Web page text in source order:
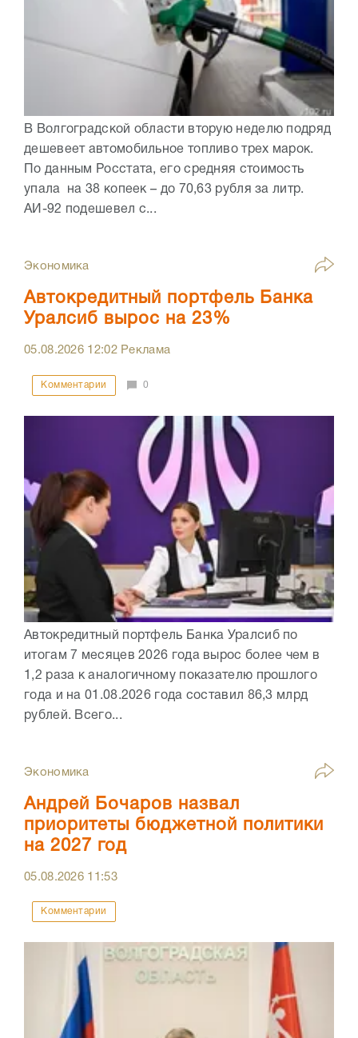
В Волгоградской области вторую неделю подряд
дешевеет автомобильное топливо трех марок.
По данным Росстата, его средняя стоимость
упала на 38 копеек – до 70,63 рубля за литр.
АИ-92 подешевел с...
Экономика
Автокредитный портфель Банка
Уралсиб вырос на 23%
05.08.2026 12:02Реклама
Комментарии 0
Автокредитный портфель Банка Уралсиб по
итогам 7 месяцев 2026 года вырос более чем в
1,2 раза к аналогичному показателю прошлого
года и на 01.08.2026 года составил 86,3 млрд
рублей. Всего...
Экономика
Андрей Бочаров назвал
приоритеты бюджетной политики
на 2027 год
05.08.2026 11:53
Комментарии